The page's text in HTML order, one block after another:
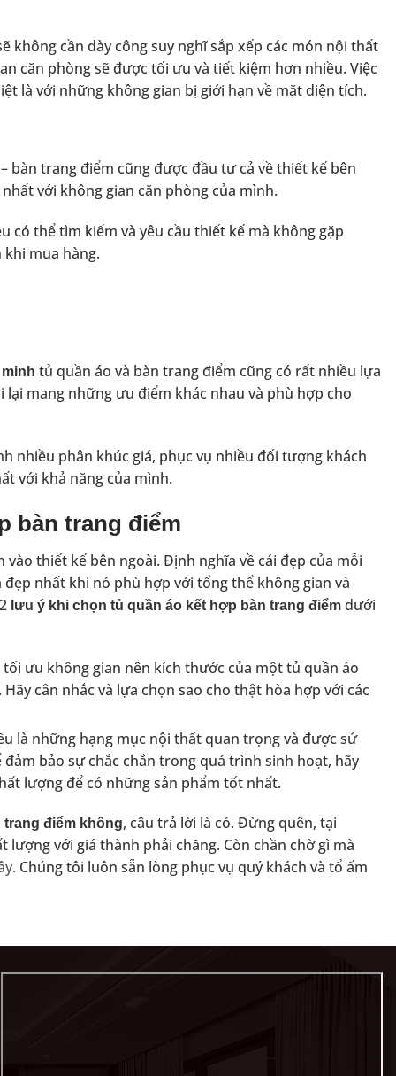
cần dày công suy nghĩ sắp xếp các món nội thất
căn phòng sẽ được tối ưu và tiết kiệm hơn nhiều. Việc
là với những không gian bị giới hạn về mặt diện tích.
trang điểm cũng được đầu tư cả về thiết kế bên
với không gian căn phòng của mình.
có thể tìm kiếm và yêu cầu thiết kế mà không gặp
mua hàng.
tủ quần áo và bàn trang điểm cũng có rất nhiều lựa
mang những ưu điểm khác nhau và phù hợp cho
nhiều phân khúc giá, phục vụ nhiều đối tượng khách
với khả năng của mình.
bàn trang điểm
thiết kế bên ngoài. Định nghĩa về cái đẹp của mỗi
nhất khi nó phù hợp với tổng thể không gian và
lưu ý khi chọn tủ quần áo kết hợp bàn trang điểm dưới
ưu không gian nên kích thước của một tủ quần áo
cân nhắc và lựa chọn sao cho thật hòa hợp với các
là những hạng mục nội thất quan trọng và được sử
bảo sự chắc chắn trong quá trình sinh hoạt, hãy
lượng để có những sản phẩm tốt nhất.
điểm không, câu trả lời là có. Đừng quên, tại
với giá thành phải chăng. Còn chần chờ gì mà
. Chúng tôi luôn sẵn lòng phục vụ quý khách và tổ ấm